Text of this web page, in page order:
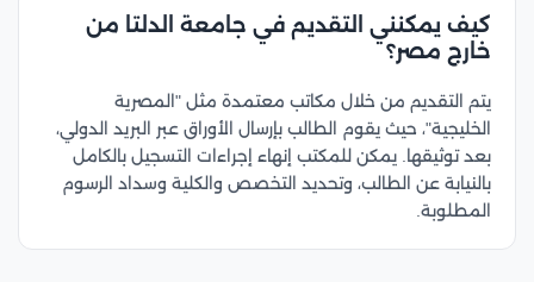
كيف يمكنني التقديم في جامعة الدلتا من
خارج مصر؟
يتم التقديم من خلال مكاتب معتمدة مثل "المصرية
الخليجية"، حيث يقوم الطالب بإرسال الأوراق عبر البريد الدولي،
بعد توثيقها. يمكن للمكتب إنهاء إجراءات التسجيل بالكامل
بالنيابة عن الطالب، وتحديد التخصص والكلية وسداد الرسوم
المطلوبة.